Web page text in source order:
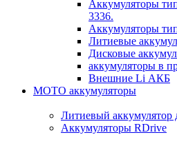
Аккумуляторы
3336.
Аккумуляторы
Литиевые
Дисковые
аккумуляторы в
Внешние Li АКБ
МОТО аккумуляторы
Литиевый аккумулятор
Аккумуляторы RDrive